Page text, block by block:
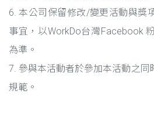
6. 本公司保留修改/變更活動與獎
事宜，以WorkDo台灣Facebook
為準。
7. 參與本活動者於參加本活動之同
規範。